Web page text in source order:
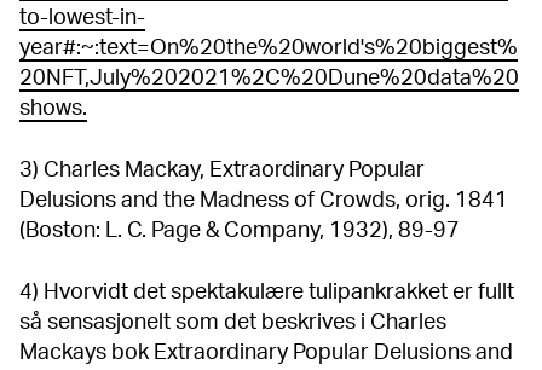
to-lowest-in-
year#:~:text=On%20the%20world's%20biggest%
20NFT,July%202021%2C%20Dune%20data%20
shows.
3) Charles Mackay, Extraordinary Popular
Delusions and the Madness of Crowds, orig. 1841
(Boston: L. C. Page & Company, 1932), 89-97
4) Hvorvidt det spektakulære tulipankrakket er fullt
så sensasjonelt som det beskrives i Charles
Mackays bok Extraordinary Popular Delusions and